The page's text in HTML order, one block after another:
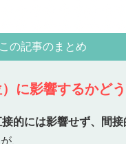
この記事のまとめ
に影響するかど
的には影響せず、間
、